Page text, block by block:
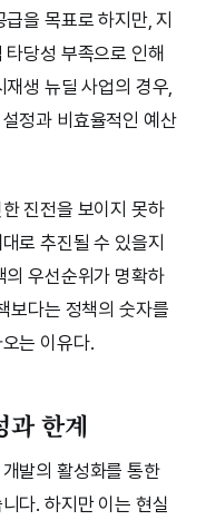
을 목표로 하지만, 지
당성 부족으로 인해
생 뉴딜 사업의 경우,
정과 비효율적인 예산
진전을 보이지 못하
로 추진될 수 있을지
의 우선순위가 명확하
보다는 정책의 숫자를
는 이유다.
과 한계
발의 활성화를 통한
다. 하지만 이는 현실